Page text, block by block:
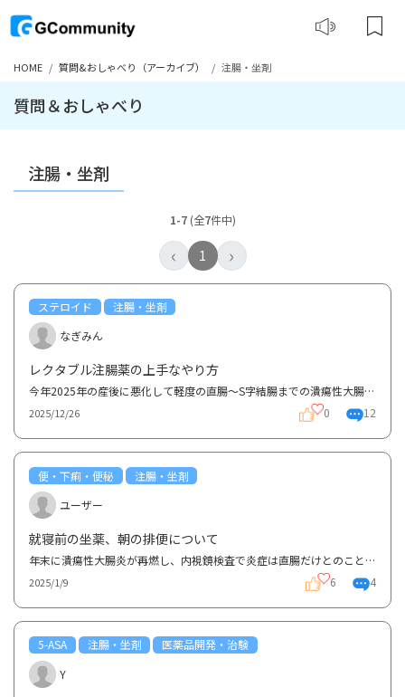
HOME 質問&おしゃべり（アーカイブ） 注腸・坐剤
質問＆おしゃべり
注腸・坐剤
1-7(全7件中)
‹ 1 ›
ステロイド
注腸・坐剤
なぎみん
レクタブル注腸薬の上手なやり方
今年2025年の産後に悪化して軽度の直腸〜S字結腸までの潰瘍性大腸炎だと診断されました。 まだ診断され...
2025/12/26 0 12
便・下痢・便秘
注腸・坐剤
ユーザー
就寝前の坐薬、朝の排便について
年末に潰瘍性大腸炎が再燃し、内視鏡検査で炎症は直腸だけとのことで、内服のほかにペンタサとリンデロ...
2025/1/9 6 4
5-ASA 注腸・坐剤
医薬品開発・治験
Y